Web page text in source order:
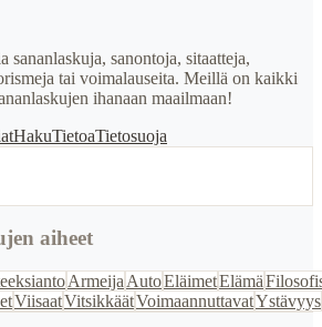
sananlaskuja, sanontoja, sitaatteja,
tai voimalauseita. Meillä on kaikki
ihanaan maailmaan!
HakuTietoaTietosuoja
aiheet
Armeija AutoEläimetElämä
ViisaatVitsikkäätVoimaannuttavatYstävyys